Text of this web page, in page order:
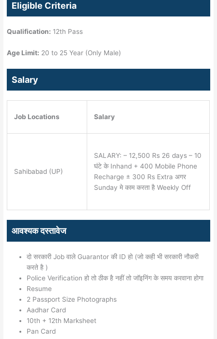
Eligible Criteria
Qualification: 12th Pass
Age Limit: 20 to 25 Year (Only Male)
Salary
Job Locations Salary
Sahibabad (UP)
SALARY: – 12,500 Rs 26 days – 10
घंटे के Inhand + 400 Mobile Phone
Recharge ± 300 Rs Extra अगर
Sunday मे काम करता है Weekly Off
आवश्यक दस्तावेज
दो सरकारी Job वाले Guarantor की ID हो (जो कही भी सरकारी नौकरी
करते है )
Police Verification हो तो ठीक है नहीं तो जॉइनिंग के समय करवाना होगा
Resume
2 Passport Size Photographs
Aadhar Card
10th + 12th Marksheet
Pan Card